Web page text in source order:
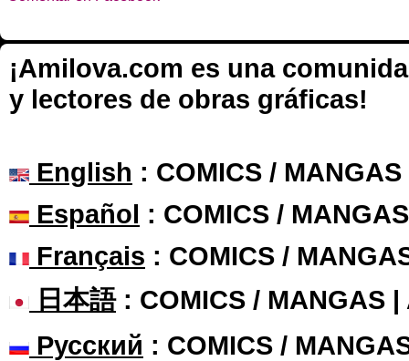
¡Amilova.com es una
y lectores de obras gráficas!
English : COMICS /
Español : COMICS /
Français : COMICS /
日本語: COMICS / MANGAS |
Русский : COMICS /